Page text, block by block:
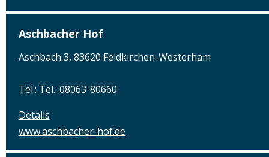
Aschbacher Hof
Aschbach 3, 83620 Feldkirchen-Westerham
Tel.: Tel.: 08063-80660
Details
www.aschbacher-hof.de